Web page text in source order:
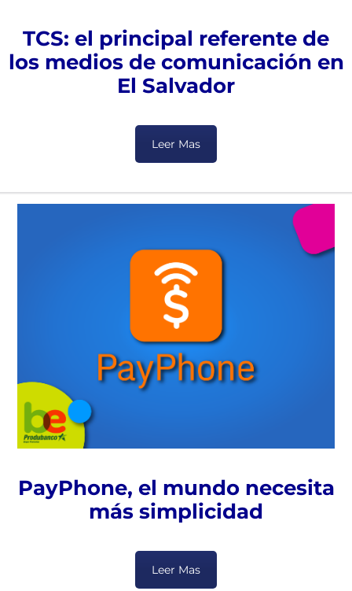
TCS: el principal referente de
los medios de comunicación en
El Salvador
Leer Mas
PayPhone, el mundo necesita
más simplicidad
Leer Mas